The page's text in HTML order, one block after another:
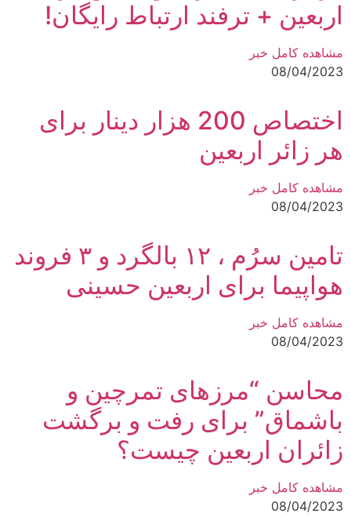
اربعین + ترفند ارتباط رایگان!
مشاهده کامل خبر
08/04/2023
اختصاص 200 هزار دینار برای
هر زائر اربعین
مشاهده کامل خبر
08/04/2023
تامین سرُم ، ۱۲ بالگرد و ۳ فروند
هواپیما برای اربعین حسینی
مشاهده کامل خبر
08/04/2023
محاسن “مرزهای تمرچین و
باشماق” برای رفت و برگشت
زائران اربعین چیست؟
مشاهده کامل خبر
08/04/2023